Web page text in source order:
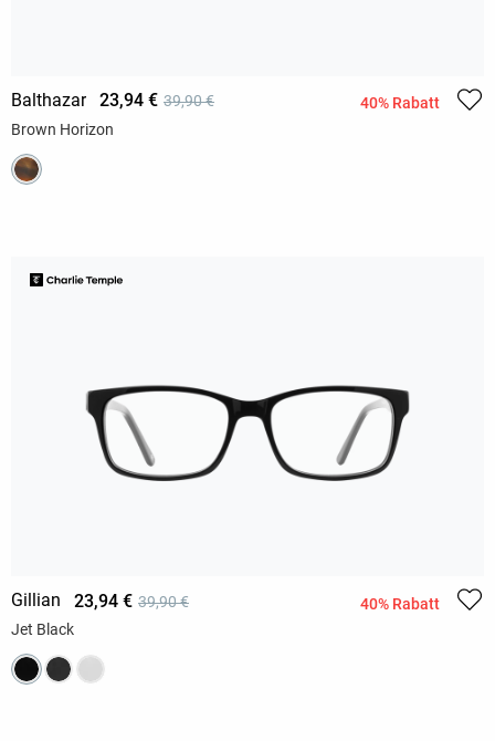
Balthazar 23,94 € 39,90 €
40% Rabatt
Brown Horizon
Gillian 23,94 € 39,90 €
40% Rabatt
Jet Black